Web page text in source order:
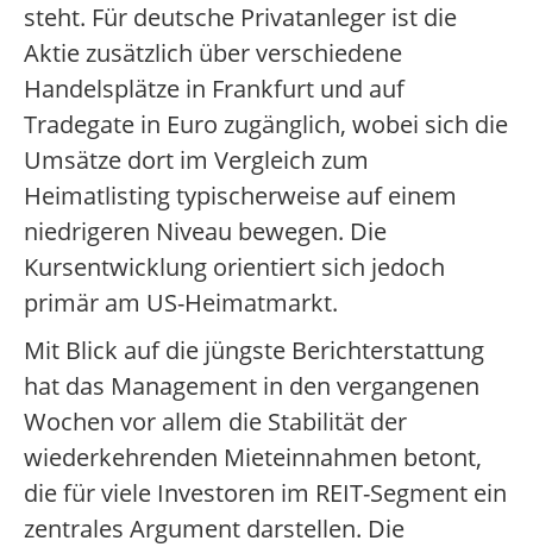
steht. Für deutsche Privatanleger ist die
Aktie zusätzlich über verschiedene
Handelsplätze in Frankfurt und auf
Tradegate in Euro zugänglich, wobei sich die
Umsätze dort im Vergleich zum
Heimatlisting typischerweise auf einem
niedrigeren Niveau bewegen. Die
Kursentwicklung orientiert sich jedoch
primär am US-Heimatmarkt.
Mit Blick auf die jüngste Berichterstattung
hat das Management in den vergangenen
Wochen vor allem die Stabilität der
wiederkehrenden Mieteinnahmen betont,
die für viele Investoren im REIT-Segment ein
zentrales Argument darstellen. Die